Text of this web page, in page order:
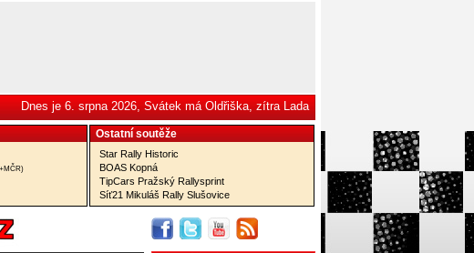
Dnes je 6. srpna 2026, Svátek má Oldřiška, zítra Lada
Ostatní­ soutěže
Star Rally Historic
BOAS Kopná
TipCars Pražský Rallysprint
Síť21 Mikuláš Rally Slušovice